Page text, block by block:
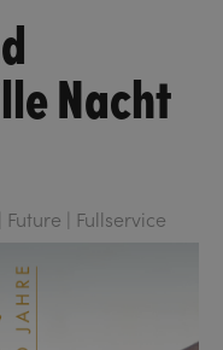
Nacht
| Fullservice